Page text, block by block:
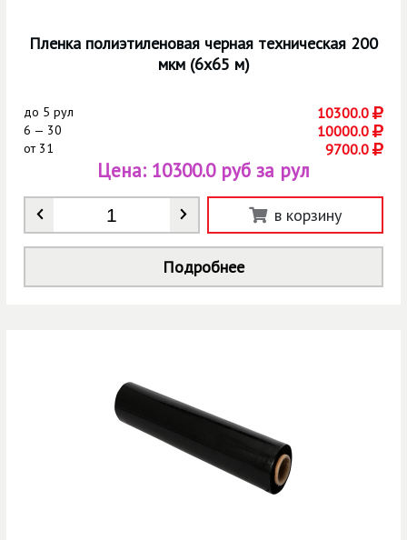
Пленка полиэтиленовая черная техническая 200
мкм (6х65 м)
до 5 рул 10300.0
6 — 30 10000.0
от31 9700.0
Количество
Цена: 10300.0 руб за рул
в корзину
Подробнее